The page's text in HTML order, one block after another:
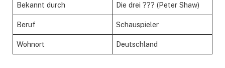
Bekannt durch Die drei ??? (Peter Shaw)
Beruf Schauspieler
Wohnort Deutschland